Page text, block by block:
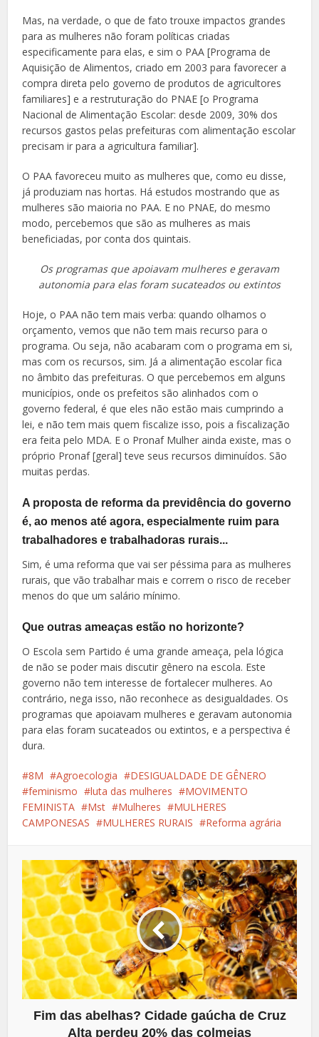
Mas, na verdade, o que de fato trouxe impactos grandes
para as mulheres não foram políticas criadas
especificamente para elas, e sim o PAA [Programa de
Aquisição de Alimentos, criado em 2003 para favorecer a
compra direta pelo governo de produtos de agricultores
familiares] e a restruturação do PNAE [o Programa
Nacional de Alimentação Escolar: desde 2009, 30% dos
recursos gastos pelas prefeituras com alimentação escolar
precisam ir para a agricultura familiar].
O PAA favoreceu muito as mulheres que, como eu disse,
já produziam nas hortas. Há estudos mostrando que as
mulheres são maioria no PAA. E no PNAE, do mesmo
modo, percebemos que são as mulheres as mais
beneficiadas, por conta dos quintais.
Os programas que apoiavam mulheres e geravam
autonomia para elas foram sucateados ou extintos
Hoje, o PAA não tem mais verba: quando olhamos o
orçamento, vemos que não tem mais recurso para o
programa. Ou seja, não acabaram com o programa em si,
mas com os recursos, sim. Já a alimentação escolar fica
no âmbito das prefeituras. O que percebemos em alguns
municípios, onde os prefeitos são alinhados com o
governo federal, é que eles não estão mais cumprindo a
lei, e não tem mais quem fiscalize isso, pois a fiscalização
era feita pelo MDA. E o Pronaf Mulher ainda existe, mas o
próprio Pronaf [geral] teve seus recursos diminuídos. São
muitas perdas.
A proposta de reforma da previdência do governo
é, ao menos até agora, especialmente ruim para
trabalhadores e trabalhadoras rurais...
Sim, é uma reforma que vai ser péssima para as mulheres
rurais, que vão trabalhar mais e correm o risco de receber
menos do que um salário mínimo.
Que outras ameaças estão no horizonte?
O Escola sem Partido é uma grande ameaça, pela lógica
de não se poder mais discutir gênero na escola. Este
governo não tem interesse de fortalecer mulheres. Ao
contrário, nega isso, não reconhece as desigualdades. Os
programas que apoiavam mulheres e geravam autonomia
para elas foram sucateados ou extintos, e a perspectiva é
dura.
8M Agroecologia
DESIGUALDADE DE GÊNERO
feminismo
luta das mulheres
MOVIMENTO
FEMINISTA
Mst Mulheres
MULHERES
CAMPONESAS
MULHERES RURAIS Reforma agrária
Fim das abelhas? Cidade gaúcha de Cruz
Alta perdeu 20% das colmeias